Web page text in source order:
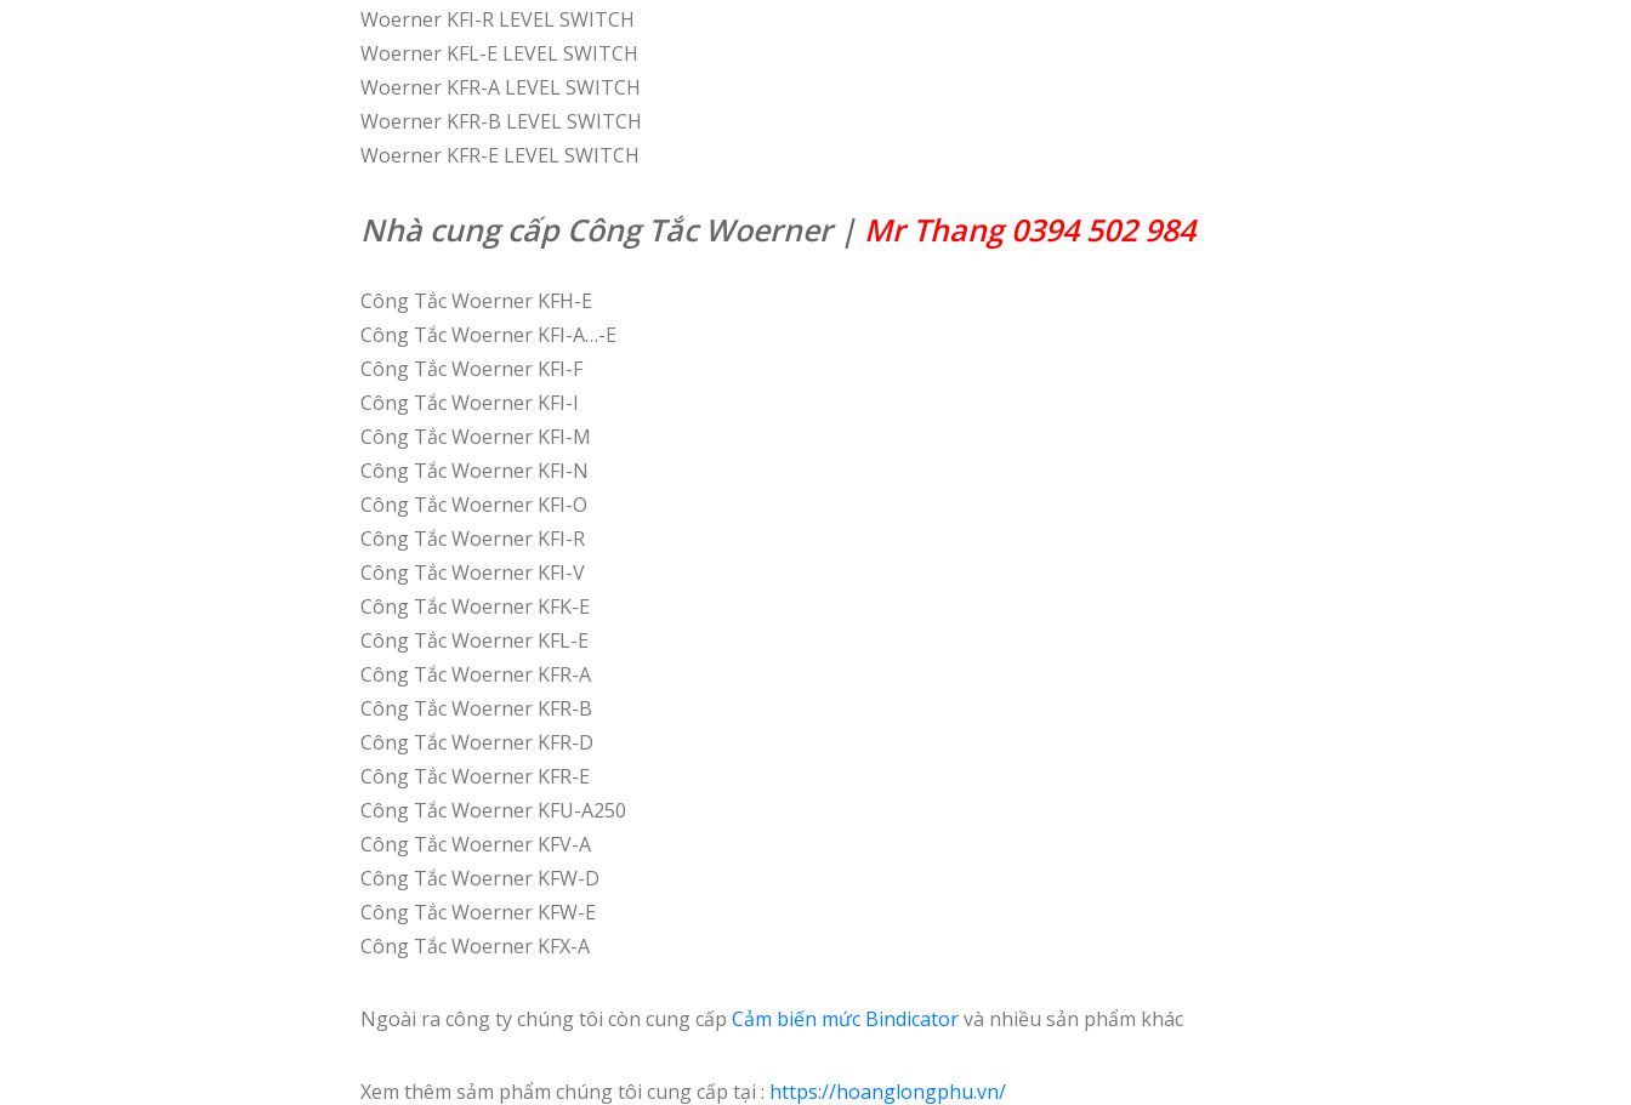
Woerner KFI-R LEVEL SWITCH
Woerner KFL-E LEVEL SWITCH
Woerner KFR-A LEVEL SWITCH
Woerner KFR-B LEVEL SWITCH
Woerner KFR-E LEVEL SWITCH
Nhà cung cấp Công Tắc Woerner | Mr Thang 0394 502 984
Công Tắc Woerner KFH-E
Công Tắc Woerner KFI-A…-E
Công Tắc Woerner KFI-F
Công Tắc Woerner KFI-I
Công Tắc Woerner KFI-M
Công Tắc Woerner KFI-N
Công Tắc Woerner KFI-O
Công Tắc Woerner KFI-R
Công Tắc Woerner KFI-V
Công Tắc Woerner KFK-E
Công Tắc Woerner KFL-E
Công Tắc Woerner KFR-A
Công Tắc Woerner KFR-B
Công Tắc Woerner KFR-D
Công Tắc Woerner KFR-E
Công Tắc Woerner KFU-A250
Công Tắc Woerner KFV-A
Công Tắc Woerner KFW-D
Công Tắc Woerner KFW-E
Công Tắc Woerner KFX-A
Ngoài ra công ty chúng tôi còn cung cấp Cảm biến mức Bindicatorvà nhiều sản phẩm khác
Xem thêm sảm phẩm chúng tôi cung cấp tại : https://hoanglongphu.vn/